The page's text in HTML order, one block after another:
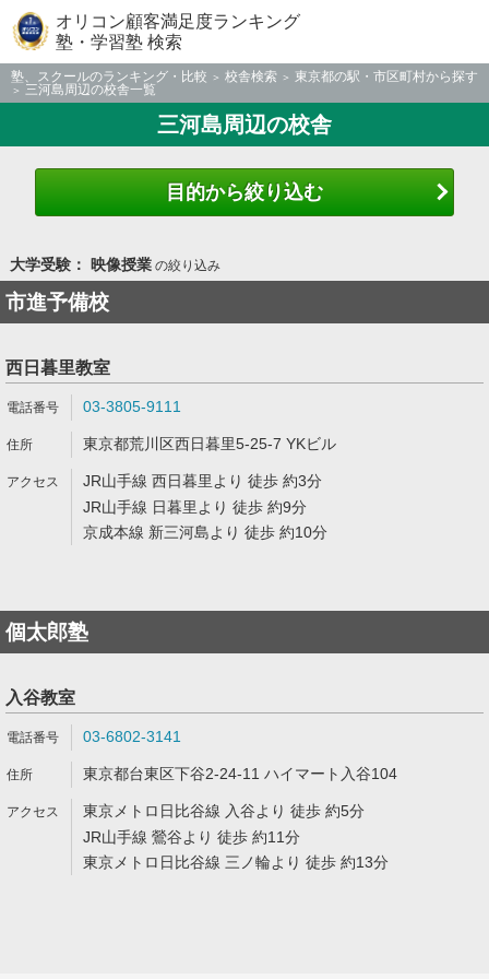
オリコン顧客満足度ランキング
塾・学習塾 検索
塾、スクールのランキング・比較 校舎検索
東京都の駅・市区町村から探す
三河島周辺の校舎一覧
三河島周辺の校舎
目的から絞り込む
大学受験： 映像授業の絞り込み
市進予備校
西日暮里教室
03-3805-9111
東京都荒川区西日暮里5-25-7 YKビル
JR山手線 西日暮里より 徒歩 約3分
JR山手線 日暮里より 徒歩 約9分
京成本線 新三河島より 徒歩 約10分
個太郎塾
入谷教室
03-6802-3141
東京都台東区下谷2-24-11 ハイマート入谷104
東京メトロ日比谷線 入谷より 徒歩 約5分
JR山手線 鶯谷より 徒歩 約11分
東京メトロ日比谷線 三ノ輪より 徒歩 約13分